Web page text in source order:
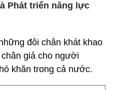
Phát triển năng lực
đôi chân khát khao
giả cho người
khăn trong cả nước.